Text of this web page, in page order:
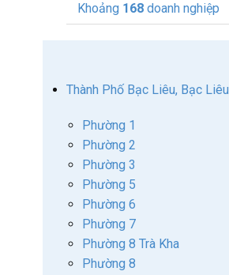
Khoảng 168 doanh nghiệp
Thành Phố Bạc Liêu, Bạc Liêu
Phường 1
Phường 2
Phường 3
Phường 5
Phường 6
Phường 7
Phường 8 Trà Kha
Phường 8